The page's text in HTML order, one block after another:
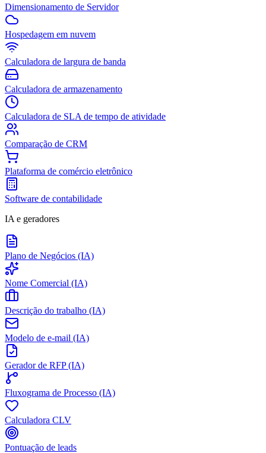
Dimensionamento de Servidor
Hospedagem em nuvem
Calculadora de largura de banda
Calculadora de armazenamento
Calculadora de SLA de tempo de atividade
Comparação de CRM
Plataforma de comércio eletrônico
Software de contabilidade
IA e geradores
Plano de Negócios (IA)
Nome Comercial (IA)
Descrição do trabalho (IA)
Modelo de e-mail (IA)
Gerador de RFP (IA)
Fluxograma de Processo (IA)
Calculadora CLV
Pontuação de leads